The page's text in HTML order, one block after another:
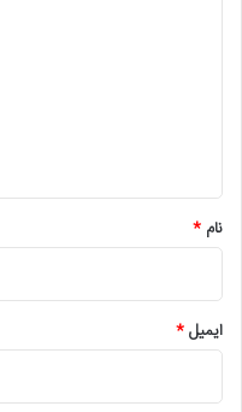
نام *
ایمیل*